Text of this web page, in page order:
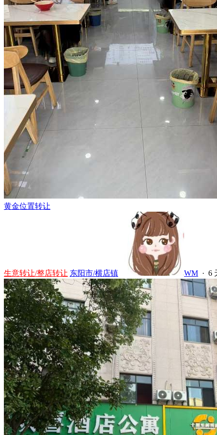
黄金位置转让
生意转让/整店转让 东阳市/横店镇 WM · 6